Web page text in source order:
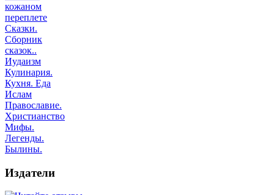
кожаном
переплете
Сказки.
Сборник
сказок..
Иудаизм
Кулинария.
Кухня. Еда
Ислам
Православие.
Христианство
Мифы.
Легенды.
Былины.
Издатели